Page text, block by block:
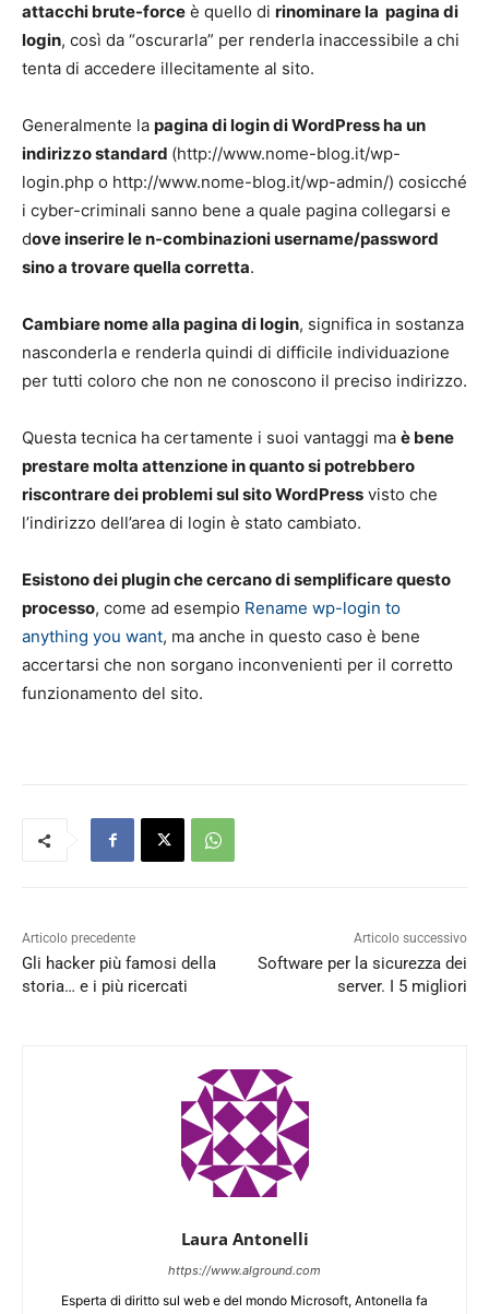
attacchi brute-force è quello di rinominare la pagina di
login, così da “oscurarla” per renderla inaccessibile a chi
tenta di accedere illecitamente al sito.
Generalmente la pagina di login di WordPress ha un
indirizzo standard (http://www.nome-blog.it/wp-
login.php o http://www.nome-blog.it/wp-admin/) cosicché
i cyber-criminali sanno bene a quale pagina collegarsi e
dove inserire le n-combinazioni username/password
sino a trovare quella corretta.
Cambiare nome alla pagina di login, significa in sostanza
nasconderla e renderla quindi di difficile individuazione
per tutti coloro che non ne conoscono il preciso indirizzo.
Questa tecnica ha certamente i suoi vantaggi ma è bene
prestare molta attenzione in quanto si potrebbero
riscontrare dei problemi sul sito WordPress visto che
l’indirizzo dell’area di login è stato cambiato.
Esistono dei plugin che cercano di semplificare questo
processo, come ad esempio Rename wp-login to
anything you want, ma anche in questo caso è bene
accertarsi che non sorgano inconvenienti per il corretto
funzionamento del sito.
Articolo precedente
Gli hacker più famosi della
storia… e i più ricercati
Articolo successivo
Software per la sicurezza dei
server. I 5 migliori
Laura Antonelli
https://www.alground.com
Esperta di diritto sul web e del mondo Microsoft, Antonella fa